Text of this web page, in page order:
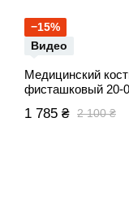
−15%
Видео
Медицинский
фисташковый 20-
2 100 ₴
1 785 ₴